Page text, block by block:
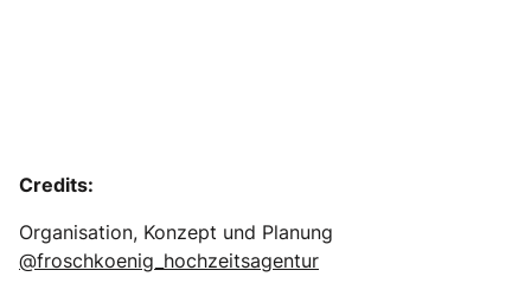
Credits:
Organisation, Konzept und Planung
@froschkoenig_hochzeitsagentur